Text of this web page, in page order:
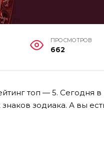
ПРОСМОТРОВ
662
топ — 5. Сегодня в
зодиака. А вы